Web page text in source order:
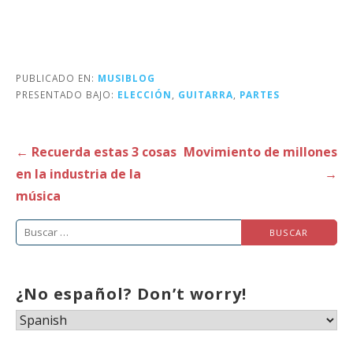
PUBLICADO EN: MUSIBLOG
PRESENTADO BAJO: ELECCIÓN GUITARRA PARTES
Navegación
de
entradas
← Recuerda estas 3 cosas
en la industria de la
música
Movimiento de millones
→
Buscar:
¿No español? Don’t worry!